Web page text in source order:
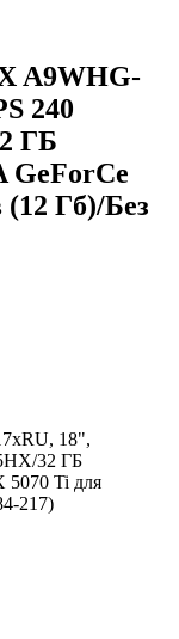
A9WHG-
240
ГБ
GeForCe
(12 Гб)/Без
18",
32 ГБ
5070 Ti для
217)